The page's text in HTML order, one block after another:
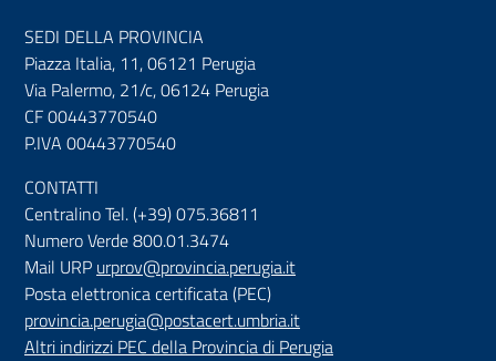
SEDI DELLA PROVINCIA
Piazza Italia, 11, 06121 Perugia
Via Palermo, 21/c, 06124 Perugia
CF 00443770540
P.IVA 00443770540
CONTATTI
Centralino Tel. (+39) 075.36811
Numero Verde 800.01.3474
Mail URP urprov@provincia.perugia.it
Posta elettronica certificata (PEC)
provincia.perugia@postacert.umbria.it
Altri indirizzi PEC della Provincia di Perugia